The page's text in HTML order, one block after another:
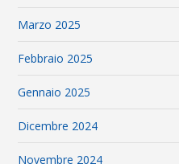
Marzo 2025
Febbraio 2025
Gennaio 2025
Dicembre 2024
Novembre 2024